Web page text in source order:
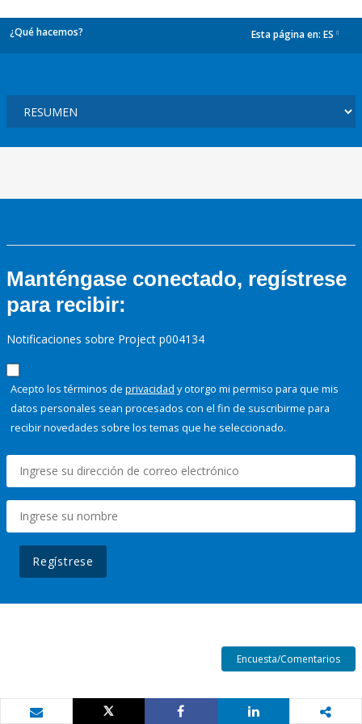
¿Qué hacemos? Esta página en: ES
Manténgase conectado, regístrese
para recibir:
Notificaciones sobre Project p004134
Acepto los términos de privacidad y otorgo mi permiso para que mis
datos personales sean procesados con el fin de suscribirme para
recibir novedades sobre los temas que he seleccionado.
Regístrese
Encuesta/Comentarios